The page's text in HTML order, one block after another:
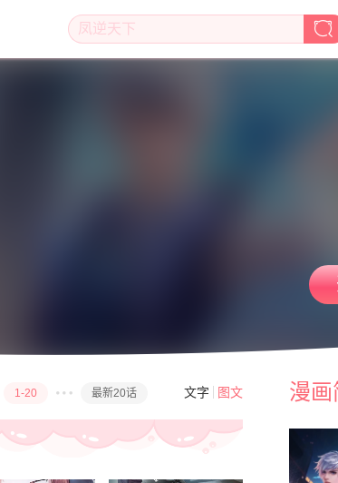
1-20 最新20话 文字 图文 漫